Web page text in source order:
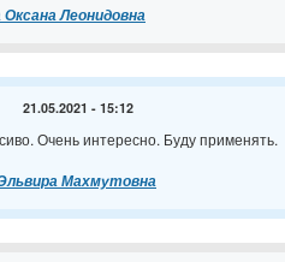
Леонидовна
21.05.2021 - 15:12
Очень интересно. Буду применять.
Махмутовна